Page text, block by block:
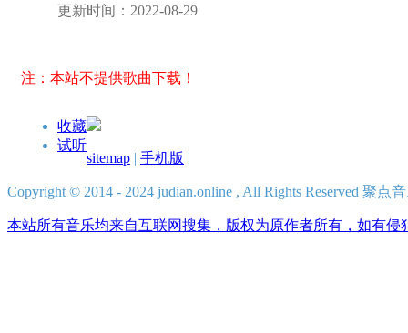
更新时间： 2022-08-29
注：本站不提供歌曲下载！
收藏
试听
sitemap | 手机版 |
Copyright © 2014 - 2024 judian.online , All Rights Reserved 聚点
本站所有音乐均来自互联网搜集，版权为原作者所有，如有侵